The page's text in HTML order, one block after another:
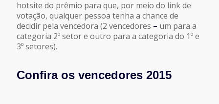
hotsite do prêmio para que, por meio do link de
votação, qualquer pessoa tenha a chance de
decidir pela vencedora (2 vencedores – um para a
categoria 2º setor e outro para a categoria do 1º e
3º setores).
Confira os vencedores 2015